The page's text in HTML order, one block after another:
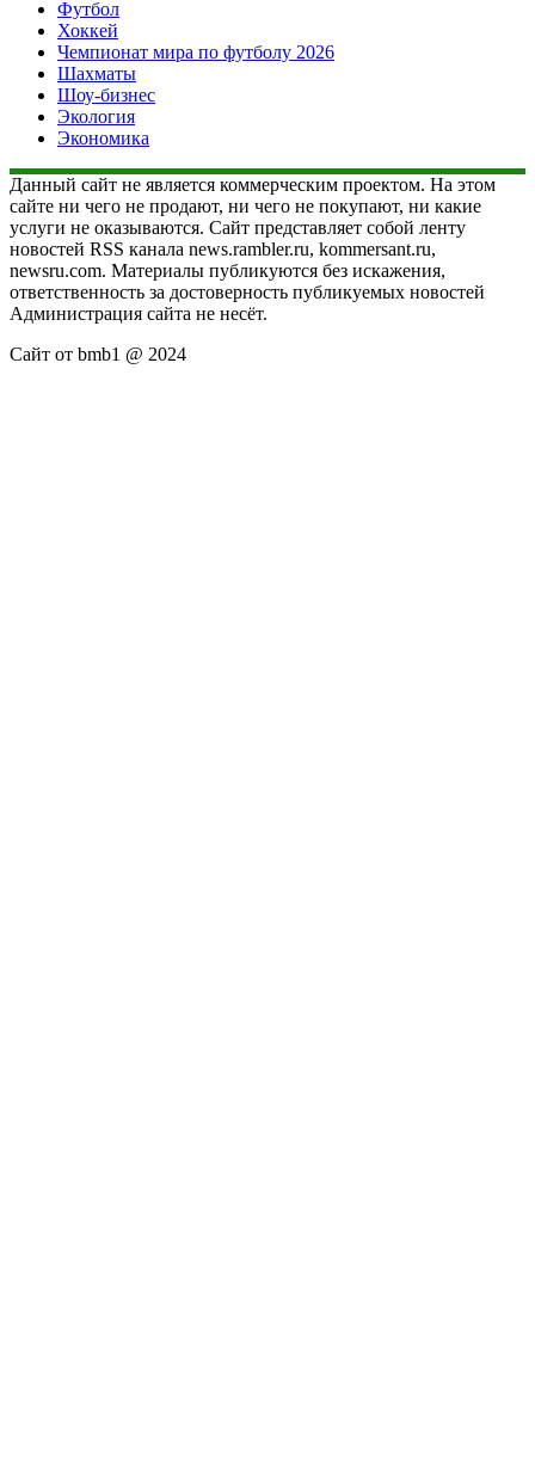
Футбол
Хоккей
Чемпионат мира по футболу 2026
Шахматы
Шоу-бизнес
Экология
Экономика
Данный сайт не является коммерческим проектом. На этом
сайте ни чего не продают, ни чего не покупают, ни какие
услуги не оказываются. Сайт представляет собой ленту
новостей RSS канала news.rambler.ru, kommersant.ru,
newsru.com. Материалы публикуются без искажения,
ответственность за достоверность публикуемых новостей
Администрация сайта не несёт.
Сайт от bmb1 @ 2024